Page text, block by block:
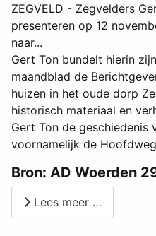
ZEGVELD - Zegvelders
presenteren op 12
naar...
Gert Ton bundelt hierin
maandblad de
huizen in het oude dorp
historisch materiaal en
Gert Ton de geschiedenis
voornamelijk de
Bron: AD Woerden
Lees meer …